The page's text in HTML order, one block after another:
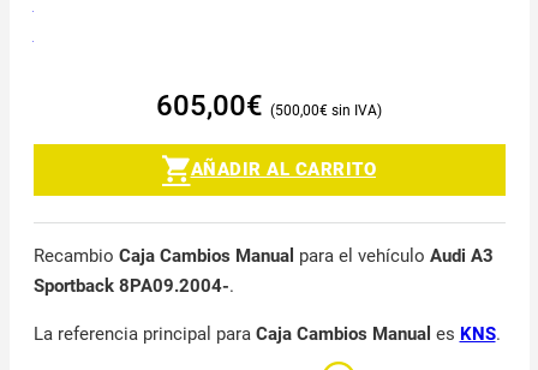
605,00€ 500,00€
AÑADIR AL CARRITO
Recambio Caja Cambios Manual para el vehículo Audi A3
Sportback 8PA09.2004-.
La referencia principal para Caja Cambios Manual es KNS.